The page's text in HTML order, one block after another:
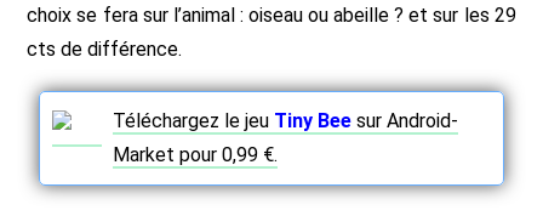
choix se fera sur l’animal : oiseau ou abeille ? et sur les 29
cts de différence.
Téléchargez le jeu Tiny Bee sur Android-
Market pour 0,99 €.